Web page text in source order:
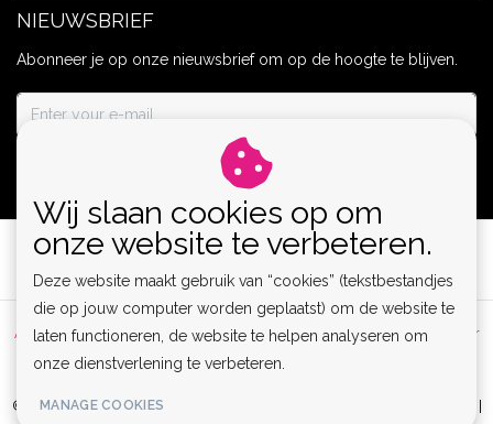
NIEUWSBRIEF
Abonneer je op onze nieuwsbrief om op de hoogte te blijven.
Algemene voorwaarden | Privacy Policy | Sitemap |
Disclaimer
RSS Feed
© Copyright 2026 - Lamor | Clubwear, Lingerie & Kinky Fashion XS-6XL |
Wij slaan cookies op om
onze website te verbeteren.
Deze website maakt gebruik van “cookies” (tekstbestandjes
die op jouw computer worden geplaatst) om de website te
laten functioneren, de website te helpen analyseren om
onze dienstverlening te verbeteren.
MANAGE COOKIES